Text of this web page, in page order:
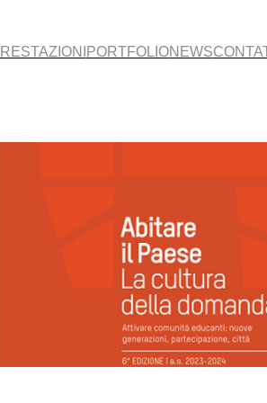
PORTFOLIONEWS